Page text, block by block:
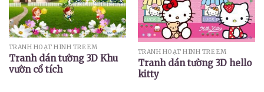
TRANH HOẠT HÌNH TRẺ EM
Tranh dán tường 3D Khu
vườn cổ tích
TRANH HOẠT HÌNH TRẺ EM
Tranh dán tường 3D hello
kitty